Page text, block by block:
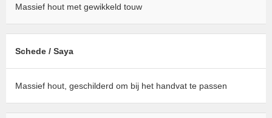
Massief hout met gewikkeld touw
Schede / Saya
Massief hout, geschilderd om bij het handvat te passen